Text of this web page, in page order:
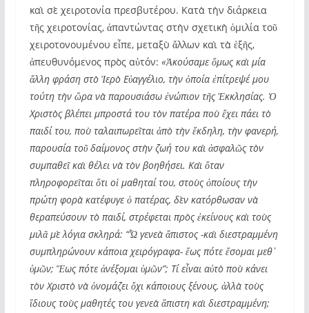
καὶ σὲ χειροτονία πρεσβυτέρου. Κατὰ τὴν διάρκεια
τῆς χειροτονίας, ἀπαντώντας στὴν σχετικὴ ὁμιλία τοῦ
χειροτονουμένου εἶπε, μεταξὺ ἄλλων καὶ τὰ ἑξῆς,
ἀπευθυνόμενος πρὸς αὐτόν: «Ἀκούσαμε ὅμως καὶ μία
ἄλλη φράση στὸ Ἱερὸ Εὐαγγέλιο, τὴν ὁποία ἐπίτρεψέ μου
τούτη τὴν ὥρα νὰ παρουσιάσω ἐνώπιον τῆς Ἐκκλησίας. Ὁ
Χριστὸς βλέπει μπροστά του τὸν πατέρα ποὺ ἔχει πάει τὸ
παιδί του, ποὺ ταλαιπωρεῖται ἀπὸ τὴν ἔκδηλη, τὴν φανερή,
παρουσία τοῦ δαίμονος στὴν ζωή του καὶ ἀσφαλῶς τὸν
συμπαθεῖ καὶ θέλει νὰ τὸν βοηθήσει. Καὶ ὅταν
πληροφορεῖται ὅτι οἱ μαθηταί του, στοὺς ὁποίους τὴν
πρώτη φορὰ κατέφυγε ὁ πατέρας, δὲν κατόρθωσαν νὰ
θεραπεύσουν τὸ παιδί, στρέφεται πρὸς ἐκείνους καὶ τοὺς
μιλᾶ μὲ λόγια σκληρά: “Ὦ γενεὰ ἄπιστος -καὶ διεστραμμένη
συμπληρώνουν κάποια χειρόγραφα- ἕως πότε ἔσομαι μεθ᾽
ὑμῶν; Ἕως πότε ἀνέξομαι ὑμῶν”; Τί εἶναι αὐτὸ ποὺ κάνει
τὸν Χριστὸ νὰ ὀνομάζει ὄχι κάποιους ξένους, ἀλλὰ τοὺς
ἴδιους τοὺς μαθητές του γενεὰ ἄπιστη καὶ διεστραμμένη;